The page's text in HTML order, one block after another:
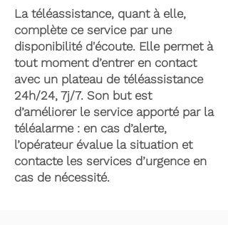
La téléassistance, quant à elle,
complète ce service par une
disponibilité d'écoute. Elle permet à
tout moment d’entrer en contact
avec un plateau de téléassistance
24h/24, 7j/7. Son but est
d’améliorer le service apporté par la
téléalarme : en cas d’alerte,
l’opérateur évalue la situation et
contacte les services d’urgence en
cas de nécessité.